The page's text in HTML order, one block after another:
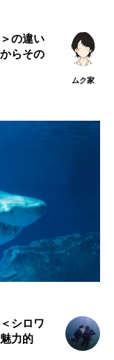
クロダイ
ンザメ
の違い
らその
ムク家
シロワ
力的